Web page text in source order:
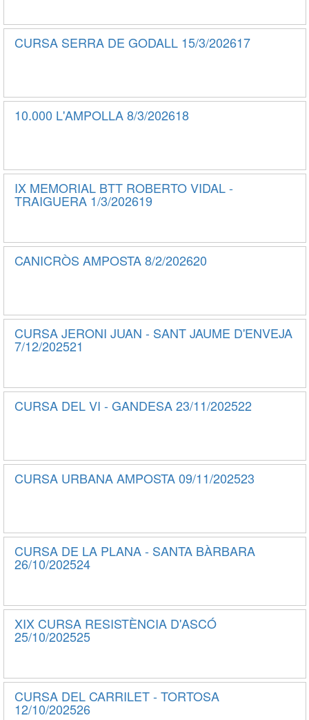
CURSA SERRA DE GODALL 15/3/202617
10.000 L'AMPOLLA 8/3/202618
IX MEMORIAL BTT ROBERTO VIDAL -
TRAIGUERA 1/3/202619
CANICRÒS AMPOSTA 8/2/202620
CURSA JERONI JUAN - SANT JAUME D'ENVEJA
7/12/202521
CURSA DEL VI - GANDESA 23/11/202522
CURSA URBANA AMPOSTA 09/11/202523
CURSA DE LA PLANA - SANTA BÀRBARA
26/10/202524
XIX CURSA RESISTÈNCIA D'ASCÓ
25/10/202525
CURSA DEL CARRILET - TORTOSA
12/10/202526